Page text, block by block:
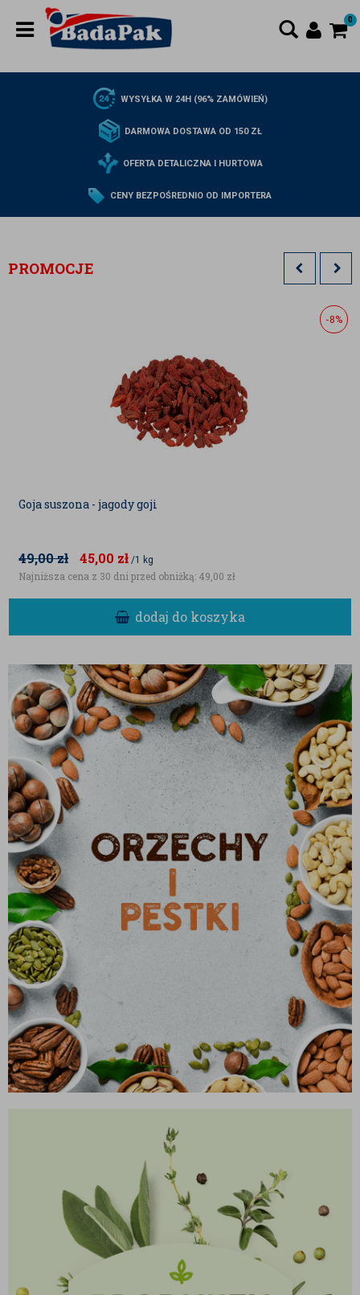
0
WYSYŁKA W 24H (96% ZAMÓWIEŃ)
DARMOWA DOSTAWA OD 150 ZŁ
OFERTA DETALICZNA I HURTOWA
CENY BEZPOŚREDNIO OD IMPORTERA
PROMOCJE
-8%
Goja suszona - jagody goji
49,00zł 45,00 zł /1 kg
Najniższa cena z 30 dni przed obniżką: 49,00 zł
dodaj do koszyka